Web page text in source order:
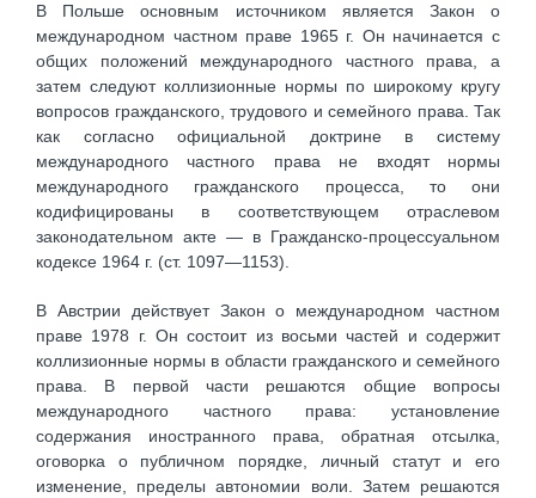
В Польше основным источником является Закон о
международном частном праве 1965 г. Он начинается с
общих положений международного частного права, а
затем следуют коллизионные нормы по широкому кругу
вопросов гражданского, трудового и семейного права. Так
как согласно официальной доктрине в систему
международного частного права не входят нормы
международного гражданского процесса, то они
кодифицированы в соответствующем отраслевом
законодательном акте — в Гражданско-процессуальном
кодексе 1964 г. (ст. 1097—1153).
В Австрии действует Закон о международном частном
праве 1978 г. Он состоит из восьми частей и содержит
коллизионные нормы в области гражданского и семейного
права. В первой части решаются общие вопросы
международного частного права: установление
содержания иностранного права, обратная отсылка,
оговорка о публичном порядке, личный статут и его
изменение, пределы автономии воли. Затем решаются